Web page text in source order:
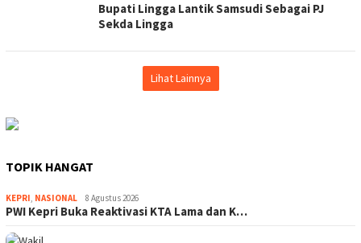
Bupati Lingga Lantik Samsudi Sebagai PJ
Sekda Lingga
Lihat Lainnya
TOPIK HANGAT
KEPRI, NASIONAL 8 Agustus 2026
PWI Kepri Buka Reaktivasi KTA Lama dan K…